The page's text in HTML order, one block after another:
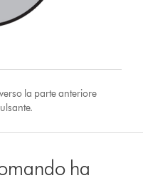
la parte anteriore
ha